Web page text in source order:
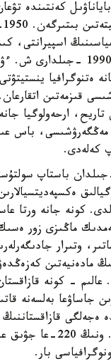
كەنتىندە
اسپيرانتى،
قىزمەتكەرى. 1955-1990 -
ەتنوگرافيا
تاريح، ارحەولوگيا
مەڭگەرۋشىسى، باس
كەلەدى.
اقىشيەۆ 1954 -جىلدان
كونە جانە ورتا
ماڭىزى زور
وتىرار
مادەنيەتىن
عالىم - كونە
جاساۋعا بەلسەنە
ەجەلگى قازاقستاننىڭ
ەلەۋلى ۇلەس قوستى.